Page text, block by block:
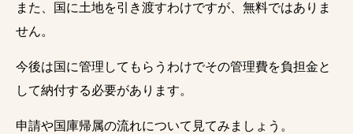
また、国に土地を引き渡すわけですが、無料ではありま
せん。
今後は国に管理してもらうわけでその管理費を負担金と
して納付する必要があります。
申請や国庫帰属の流れについて見てみましょう。